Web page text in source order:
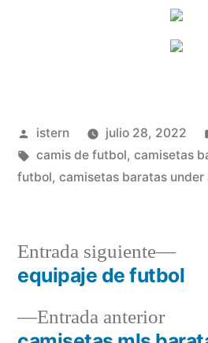
Publicado
por
istern julio 28, 2022
Etiquetas:
camis de futbol, camisetas
futbol, camisetas baratas under
Navegación
deEntrada anterior
Entrada siguiente
equipaje de futbol